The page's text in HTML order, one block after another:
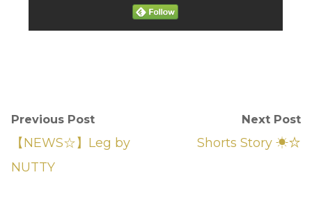
Previous Post
【NEWS☆】Leg by
NUTTY
Next Post
Shorts Story ☀︎☆